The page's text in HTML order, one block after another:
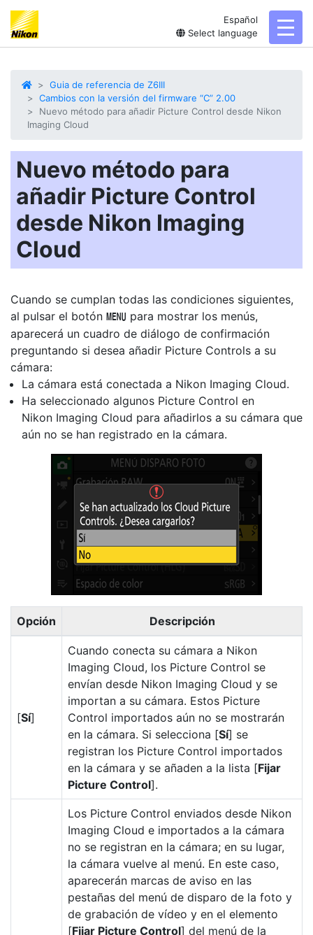
Español
Select language
Guia de referencia de Z6III
Cambios con la versión del firmware “C” 2.00
Nuevo método para añadir Picture Control desde Nikon
Imaging Cloud
Nuevo método para
añadir Picture Control
desde Nikon Imaging
Cloud
Cuando se cumplan todas las condiciones siguientes,
al pulsar el botón G para mostrar los menús,
aparecerá un cuadro de diálogo de confirmación
preguntando si desea añadir Picture Controls a su
cámara:
La cámara está conectada a Nikon Imaging Cloud.
Ha seleccionado algunos Picture Control en
Nikon Imaging Cloud para añadirlos a su cámara que
aún no se han registrado en la cámara.
Opción Descripción
[Sí]
Cuando conecta su cámara a Nikon
Imaging Cloud, los Picture Control se
envían desde Nikon Imaging Cloud y se
importan a su cámara. Estos Picture
Control importados aún no se mostrarán
en la cámara. Si selecciona [Sí] se
registran los Picture Control importados
en la cámara y se añaden a la lista [Fijar
Picture Control].
Los Picture Control enviados desde Nikon
Imaging Cloud e importados a la cámara
no se registran en la cámara; en su lugar,
la cámara vuelve al menú. En este caso,
aparecerán marcas de aviso en las
pestañas del menú de disparo de la foto y
de grabación de vídeo y en el elemento
[Fijar Picture Control] del menú de la